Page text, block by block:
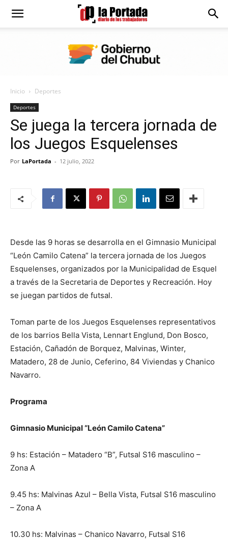
Diario
Portada
Inicio Deportes
Deportes
Se juega la tercera jornada de
los Juegos Esquelenses
Por LaPortada - 12 julio, 2022
Desde las 9 horas se desarrolla en el Gimnasio Municipal
“León Camilo Catena” la tercera jornada de los Juegos
Esquelenses, organizados por la Municipalidad de Esquel
a través de la Secretaria de Deportes y Recreación. Hoy
se juegan partidos de futsal.
Toman parte de los Juegos Esquelenses representativos
de los barrios Bella Vista, Lennart Englund, Don Bosco,
Estación, Cañadón de Borquez, Malvinas, Winter,
Matadero, 28 de Junio, Ceferino, 84 Viviendas y Chanico
Navarro.
Programa
Gimnasio Municipal “León Camilo Catena”
9 hs: Estación – Matadero “B”, Futsal S16 masculino –
Zona A
9.45 hs: Malvinas Azul – Bella Vista, Futsal S16 masculino
– Zona A
10.30 hs: Malvinas – Chanico Navarro, Futsal S16